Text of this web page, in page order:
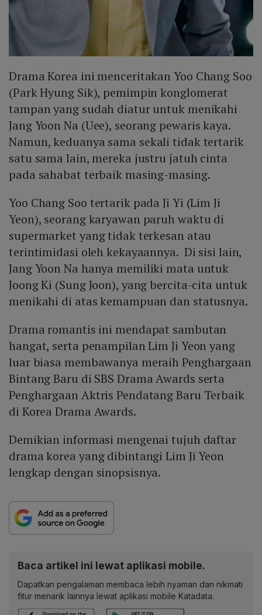
Drama Korea ini menceritakan Yoo Chang Soo
(Park Hyung Sik), pemimpin konglomerat
tampan yang sudah diatur untuk menikahi
Jang Yoon Na (Uee), seorang pewaris kaya.
Namun, keduanya sama sekali tidak tertarik
satu sama lain, mereka justru jatuh cinta
pada sahabat terbaik masing-masing.
Yoo Chang Soo tertarik pada Ji Yi (Lim Ji
Yeon), seorang karyawan paruh waktu di
supermarket yang tidak terkesan atau
terintimidasi oleh kekayaannya. Di sisi lain,
Jang Yoon Na hanya memiliki mata untuk
Joong Ki (Sung Joon), yang bercita-cita untuk
menikahi di atas kemampuan dan statusnya.
Drama romantis ini mendapat sambutan
hangat, serta penampilan Lim Ji Yeon yang
luar biasa membawanya meraih Penghargaan
Bintang Baru di SBS Drama Awards serta
Penghargaan Aktris Pendatang Baru Terbaik
di Korea Drama Awards.
Demikian informasi mengenai tujuh daftar
drama korea yang dibintangi Lim Ji Yeon
lengkap dengan sinopsisnya.
Baca artikel ini lewat aplikasi mobile.
Dapatkan pengalaman membaca lebih nyaman dan nikmati
fitur menarik lainnya lewat aplikasi mobile Katadata.